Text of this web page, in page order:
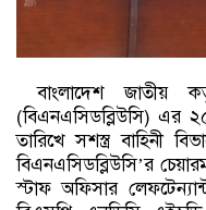
বাংলাদেশ জাতীয়
(বিএনএসিডব্লিউসি) এর
তারিখে সশস্ত্র বাহিনী
বিএনএসিডব্লিউসি’র
স্টাফ অফিসার